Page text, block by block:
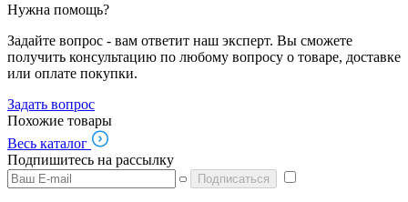
Нужна помощь?
Задайте вопрос - вам ответит наш эксперт. Вы сможете
получить консультацию по любому вопросу о товаре, доставке
или оплате покупки.
Задать вопрос
Похожие товары
Весь каталог
Подпишитесь на рассылку
Подписаться